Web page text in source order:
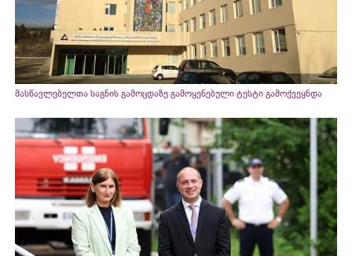
მასწავლებელთა საგნის გამოცდაზე გამოყენებული ტესტი გამოქვეყნდა